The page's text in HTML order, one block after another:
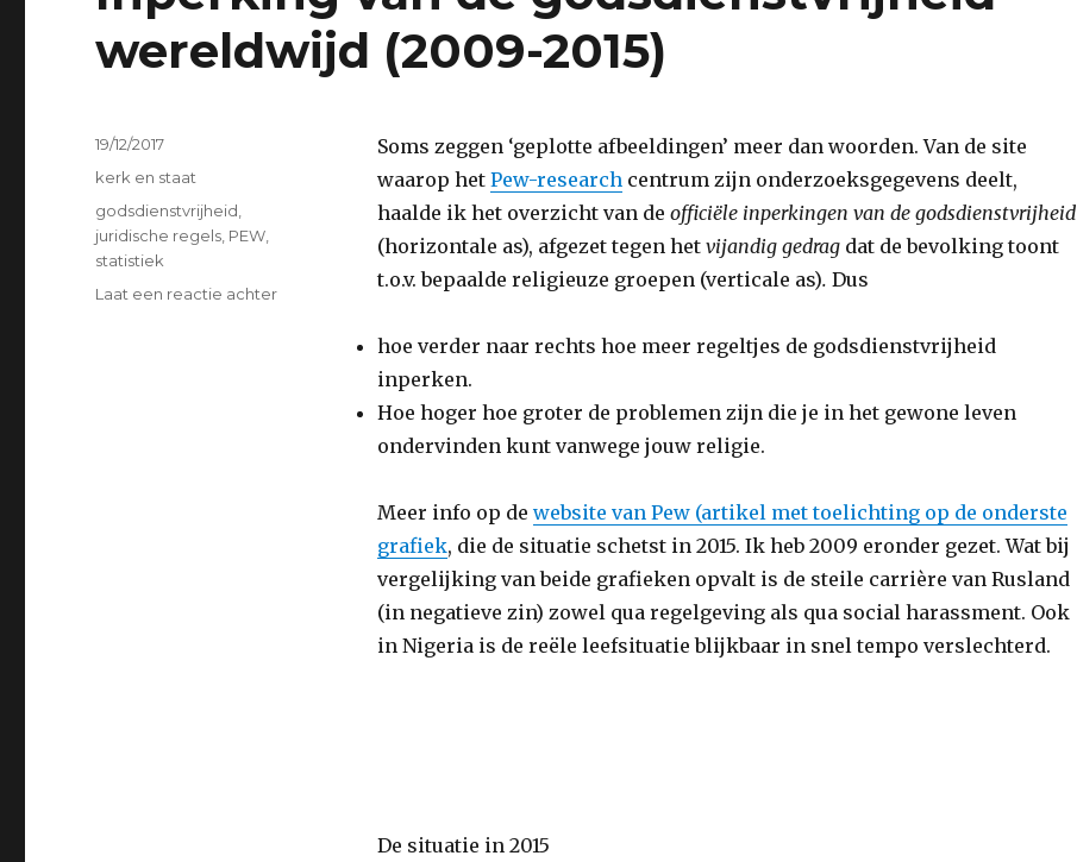
wereldwijd (2009-2015)
Soms zeggen ‘geplotte afbeeldingen’ meer dan woorden. Van de site
waarop het Pew-researchcentrum zijn onderzoeksgegevens deelt,
haalde ik het overzicht van de officiële inperkingen van de godsdienstvrijheid
(horizontale as), afgezet tegen het vijandig gedrag dat de bevolking toont
t.o.v. bepaalde religieuze groepen (verticale as). Dus
hoe verder naar rechts hoe meer regeltjes de godsdienstvrijheid
inperken.
Hoe hoger hoe groter de problemen zijn die je in het gewone leven
ondervinden kunt vanwege jouw religie.
Meer info op de website van Pew (artikel met toelichting op de onderste
grafiek, die de situatie schetst in 2015. Ik heb 2009 eronder gezet. Wat bij
vergelijking van beide grafieken opvalt is de steile carrière van Rusland
(in negatieve zin) zowel qua regelgeving als qua social harassment. Ook
in Nigeria is de reële leefsituatie blijkbaar in snel tempo verslechterd.
De situatie in 2015
Geplaatst
op
19/12/2017
Categorieën
kerk en staat
Tags
godsdienstvrijheid
juridische regels PEW
statistiek
Laat een reactie achterop
godsdienstvrijheid
wereldwijd